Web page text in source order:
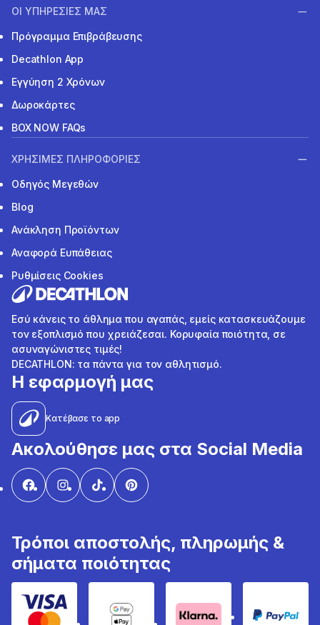
ΟΙ ΥΠΗΡΕΣΙΕΣ ΜΑΣ
Πρόγραμμα Επιβράβευσης
Decathlon App
Εγγύηση 2 Χρόνων
Δωροκάρτες
BOX NOW FAQs
ΧΡΗΣΙΜΕΣ ΠΛΗΡΟΦΟΡΙΕΣ
Οδηγός Μεγεθών
Blog
Ανάκληση Προϊόντων
Αναφορά Ευπάθειας
Ρυθμίσεις Cookies
Εσύ κάνεις το άθλημα που αγαπάς, εμείς κατασκευάζουμε
τον εξοπλισμό που χρειάζεσαι. Κορυφαία ποιότητα, σε
ασυναγώνιστες τιμές!
DECATHLON: τα πάντα για τον αθλητισμό.
Η εφαρμογή μας
Κατέβασε το app
Ακολούθησε μας στα Social Media
Τρόποι αποστολής, πληρωμής &
σήματα ποιότητας
Visa & MastercardGoogle Pay & Apple Pay
Klarna PayPal